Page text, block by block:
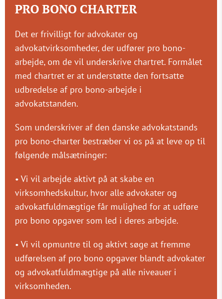
PRO BONO CHARTER
Det er frivilligt for advokater og
advokatvirksomheder, der udfører pro bono-
arbejde, om de vil underskrive chartret. Formålet
med chartret er at understøtte den fortsatte
udbredelse af pro bono-arbejde i
advokatstanden.
Som underskriver af den danske advokatstands
pro bono-charter bestræber vi os på at leve op til
følgende målsætninger:
• Vi vil arbejde aktivt på at skabe en
virksomhedskultur, hvor alle advokater og
advokatfuldmægtige får mulighed for at udføre
pro bono opgaver som led i deres arbejde.
• Vi vil opmuntre til og aktivt søge at fremme
udførelsen af pro bono opgaver blandt advokater
og advokatfuldmægtige på alle niveauer i
virksomheden.